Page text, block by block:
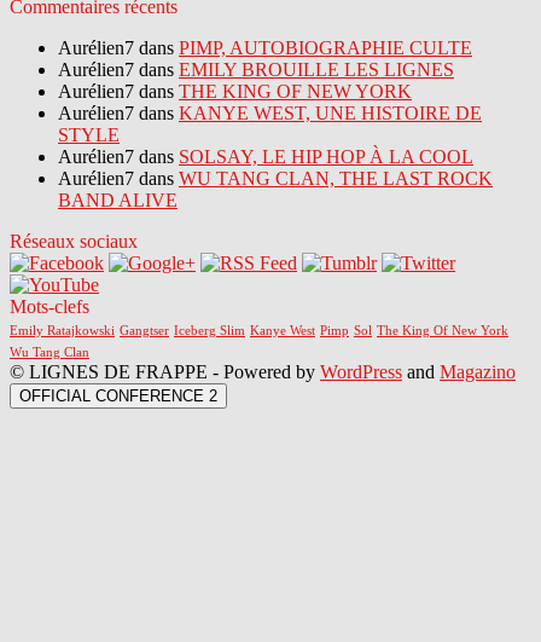
Commentaires récents
Aurélien7 dans PIMP, AUTOBIOGRAPHIE CULTE
Aurélien7 dans EMILY BROUILLE LES LIGNES
Aurélien7 dans THE KING OF NEW YORK
Aurélien7 dans KANYE WEST, UNE HISTOIRE DE
STYLE
Aurélien7 dans SOLSAY, LE HIP HOP À LA COOL
Aurélien7 dans WU TANG CLAN, THE LAST ROCK
BAND ALIVE
Réseaux sociaux
Mots-clefs
Emily Ratajkowski Gangtser Iceberg Slim Kanye West Pimp Sol The King Of New York
Wu Tang Clan
© LIGNES DE FRAPPE - Powered by WordPress and Magazino
OFFICIAL CONFERENCE 2